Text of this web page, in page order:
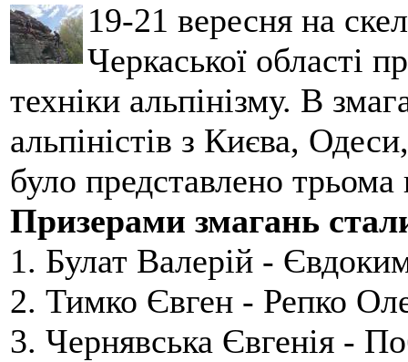
19-21 вересня на
Черкаської області
техніки альпінізму. В
альпіністів з Києва,
було представлено
Призерами змагань
1. Булат Валерій -
2. Тимко Євген - Репко
3. Чернявська Євгенія -